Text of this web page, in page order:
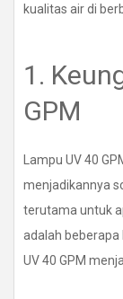
kualitas air di
1.
GPM
Lampu UV 40
menjadikannya
terutama untuk
adalah
UV 40 GPM